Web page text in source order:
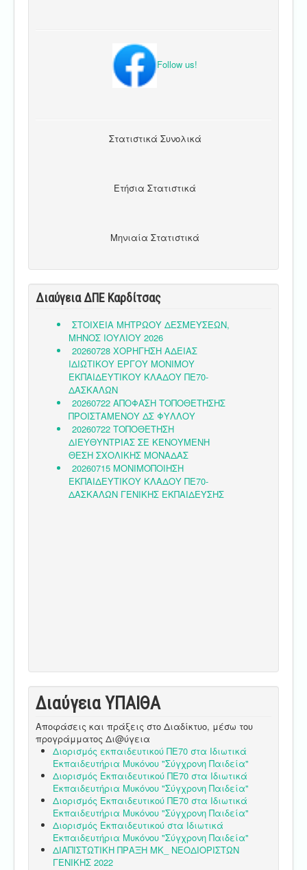
Follow us!
Στατιστικά Συνολικά
Ετήσια Στατιστικά
Μηνιαία Στατιστικά
Διαύγεια ΔΠΕ Καρδίτσας
Διαύγεια ΥΠΑΙΘA
Αποφάσεις και πράξεις στο Διαδίκτυο, μέσω του
προγράμματος Δι@ύγεια
Διορισμός εκπαιδευτικού ΠΕ70 στα Ιδιωτικά
Εκπαιδευτήρια Μυκόνου "Σύγχρονη Παιδεία"
Διορισμός Εκπαιδευτικού ΠΕ70 στα Ιδιωτικά
Εκπαιδευτήρια Μυκόνου "Σύγχρονη Παιδεία"
Διορισμός Εκπαιδευτικού ΠΕ70 στα Ιδιωτικά
Εκπαιδευτήρια Μυκόνου "Σύγχρονη Παιδεία"
Διορισμός Εκπαιδευτικού στα Ιδιωτικά
Εκπαιδευτήρια Μυκόνου "Σύγχρονη Παιδεία"
ΔΙΑΠΙΣΤΩΤΙΚΗ ΠΡΑΞΗ ΜΚ_ ΝΕΟΔΙΟΡΙΣΤΩΝ
ΓΕΝΙΚΗΣ 2022